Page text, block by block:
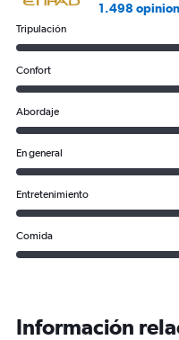
1.498
Tripulación
Confort
Abordaje
En general
Entretenimiento
Comida
Información